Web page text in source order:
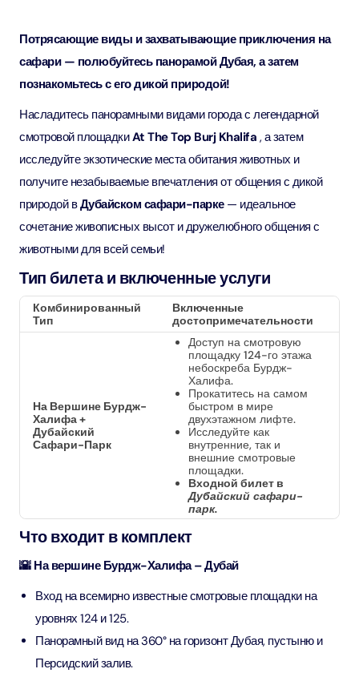
Потрясающие виды и захватывающие приключения на
сафари — полюбуйтесь панорамой Дубая, а затем
познакомьтесь с его дикой природой!
Насладитесь панорамными видами города с легендарной
смотровой площадкиAt The Top Burj Khalifa , а затем
исследуйте экзотические места обитания животных и
получите незабываемые впечатления от общения с дикой
природой вДубайском сафари-парке— идеальное
сочетание живописных высот и дружелюбного общения с
животными для всей семьи!
Тип билета и включенные услуги
Комбинированный
Тип
Включенные
достопримечательности
На Вершине Бурдж-
Халифа +
Дубайский
Сафари-Парк
Доступ на смотровую
площадку 124-го этажа
небоскреба Бурдж-
Халифа.
Прокатитесь на самом
быстром в мире
двухэтажном лифте.
Исследуйте как
внутренние, так и
внешние смотровые
площадки.
Входной билет в
Дубайский сафари-
парк.
Что входит в комплект
🌇 На вершине Бурдж-Халифа – Дубай
Вход на всемирно известные смотровые площадки на
уровнях 124 и 125.
Панорамный вид на 360° на горизонт Дубая, пустыню и
Персидский залив.